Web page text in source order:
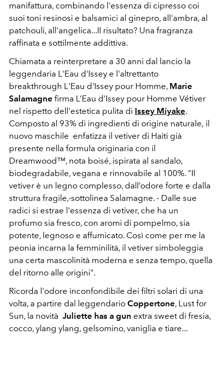
manifattura, combinando l'essenza di cipresso coi
suoi toni resinosi e balsamici al ginepro, all'ambra, al
patchouli, all'angelica...Il risultato? Una fragranza
raffinata e sottilmente addittiva.
Chiamata a reinterpretare a 30 anni dal lancio la
leggendaria L'Eau d'Issey e l'altrettanto
breakthrough L'Eau d'Issey pour Homme, Marie
Salamagne firma L’Eau d’Issey pour Homme Vétiver
nel rispetto dell'estetica pulita di Issey Miyake.
Composto al 93% di ingredienti di origine naturale, il
nuovo maschile enfatizza il vetiver di Haiti già
presente nella formula originaria con il
Dreamwood™, nota boisé, ispirata al sandalo,
biodegradabile, vegana e rinnovabile al 100%. "Il
vetiver è un legno complesso, dall’odore forte e dalla
struttura fragile,-sottolinea Salamagne. - Dalle sue
radici si estrae l'essenza di vetiver, che ha un
profumo sia fresco, con aromi di pompelmo, sia
potente, legnoso e affumicato. Così come per me la
peonia incarna la femminilità, il vetiver simboleggia
una certa mascolinità moderna e senza tempo, quella
del ritorno alle origini".
Ricorda l'odore inconfondibile dei filtri solari di una
volta, a partire dal leggendario Coppertone, Lust for
Sun, la novità Juliette has a gun extra sweet di fresia,
cocco, ylang ylang, gelsomino, vaniglia e tiare...